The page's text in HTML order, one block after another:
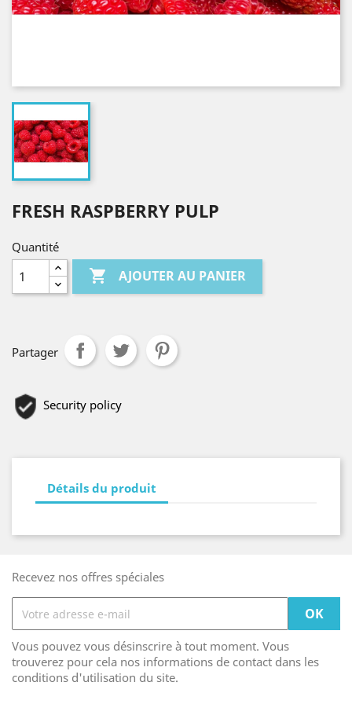
FRESH RASPBERRY PULP
Quantité
 AJOUTER AU PANIER
Partager
Security policy
Détails du produit
Recevez nos offres spéciales
Vous pouvez vous désinscrire à tout moment. Vous
trouverez pour cela nos informations de contact dans les
conditions d'utilisation du site.